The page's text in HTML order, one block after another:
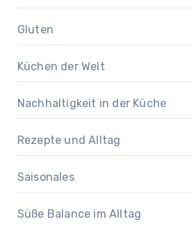
Gluten
Küchen der Welt
Nachhaltigkeit in der Küche
Rezepte und Alltag
Saisonales
Süße Balance im Alltag